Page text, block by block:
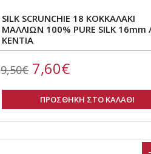
SILK SCRUNCHIE 18 ΚΟΚΚΑΛΑΚΙ
ΜΑΛΛΙΩΝ 100% PURE SILK 16mm
ΚΕΝΤΙΑ
9,50€ 7,60€
ΠΡΟΣΘΗΚΗ ΣΤΟ ΚΑΛΑΘΙ